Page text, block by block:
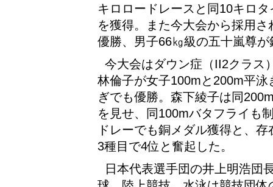
キロロードレースと同10キロ
を獲得。また今大会から採用
優勝、男子66㎏級の五十嵐尊
今大会はダウン症（II2クラス
林倫子が女子100mと200m平
ぎでも優勝。森下綾子は同
を見せ、同100mバタフライも
ドレーでも銅メダル獲得と、
3種目で4位と奮起した。
日本代表選手団の井上明浩団